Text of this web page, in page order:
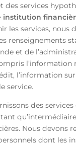
des services
institution
les services, nous
renseignements
et de
l’information
l’information
service.
des
Nous devons
dont les